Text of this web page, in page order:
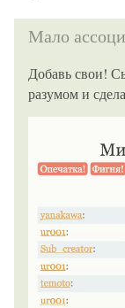
Мало
Добавь свои!
разумом и